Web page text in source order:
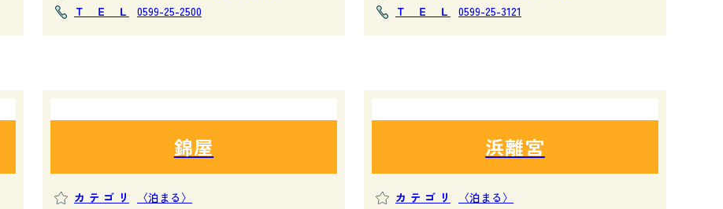
ＴＥＬ
0599-25-2500
ＴＥＬ
0599-25-3121
錦屋
カテゴリ
〈泊まる〉
浜離宮
カテゴリ
〈泊まる〉